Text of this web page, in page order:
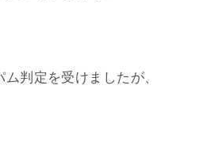
判定を受けましたが、